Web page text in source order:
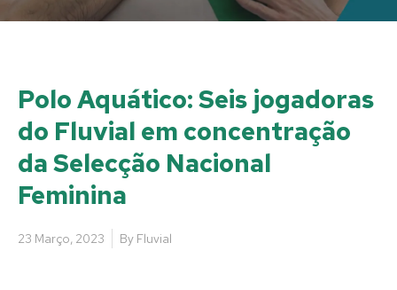
Polo Aquático: Seis jogadoras
do Fluvial em concentração
da Selecção Nacional
Feminina
23 Março, 2023 By Fluvial